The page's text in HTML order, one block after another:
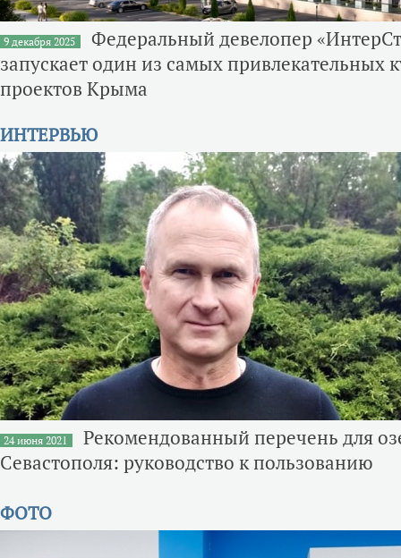
9 декабря 2025
Федеральный девелопер
запускает один из самых привлекательных
проектов Крыма
ИНТЕРВЬЮ
24 июня 2021
Рекомендованный перечень для
Севастополя: руководство к пользованию
ФОТО